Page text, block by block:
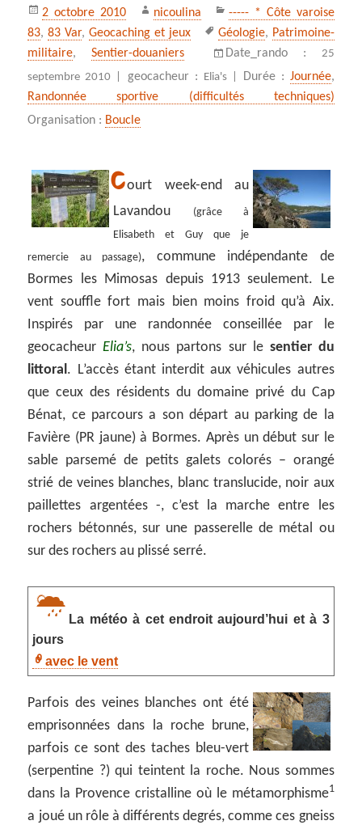
Publié
le
2 octobre 2010 Auteur
nicoulina Catégories
----- * Côte varoise
83,83 Var, Geocaching et jeux
Mots-
clés
Géologie, Patrimoine-
militaire,Sentier-douaniers Date_rando : 25
septembre 2010 |
geocacheur : Elia's | Durée : Journée,
Randonnée sportive (difficultés techniques)
Organisation : Boucle
Court week-end au
Lavandou
(grâce à
Elisabeth et Guy que je
remercie au passage), commune indépendante de
Bormes les Mimosas depuis 1913 seulement. Le
vent souffle fort mais bien moins froid qu’à Aix.
Inspirés par une randonnée conseillée par le
geocacheurElia’s, nous partons sur le sentier du
littoral . L’accès étant interdit aux véhicules autres
que ceux des résidents du domaine privé du Cap
Bénat, ce parcours a son départ au parking de la
Favière (PR jaune) à Bormes. Après un début sur le
sable parsemé de petits galets colorés – orangé
strié de veines blanches, blanc translucide, noir aux
paillettes argentées -, c’est la marche entre les
rochers bétonnés, sur une passerelle de métal ou
sur des rochers au plissé serré.
La météo à cet endroit aujourd’hui et à 3
jours
avec le vent
Parfois des veines blanches ont été
emprisonnées dans la roche brune,
parfois ce sont des taches bleu-vert
(serpentine ?) qui teintent la roche. Nous sommes
dans la Provence cristalline où le métamorphisme1
a joué un rôle à différents degrés, comme ces gneiss